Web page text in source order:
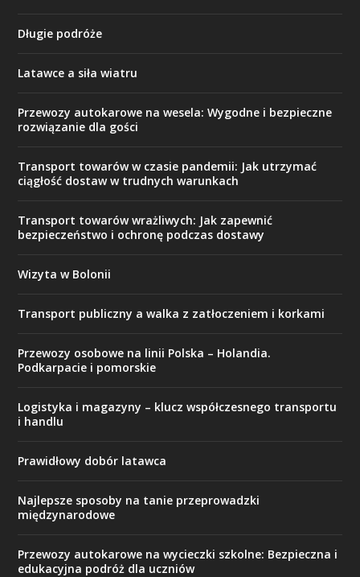
Długie podróże
Latawce a siła wiatru
Przewozy autokarowe na wesela: Wygodne i bezpieczne
rozwiązanie dla gości
Transport towarów w czasie pandemii: Jak utrzymać
ciągłość dostaw w trudnych warunkach
Transport towarów wrażliwych: Jak zapewnić
bezpieczeństwo i ochronę podczas dostawy
Wizyta w Bolonii
Transport publiczny a walka z zatłoczeniem i korkami
Przewozy osobowe na linii Polska – Holandia.
Podkarpacie i pomorskie
Logistyka i magazyny – klucz współczesnego transportu
i handlu
Prawidłowy dobór latawca
Najlepsze sposoby na tanie przeprowadzki
międzynarodowe
Przewozy autokarowe na wycieczki szkolne: Bezpieczna i
edukacyjna podróż dla uczniów